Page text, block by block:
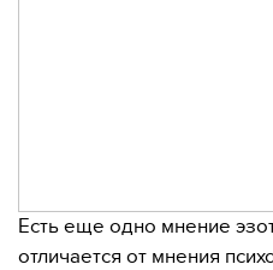
Есть еще одно мнение
отличается от мнения